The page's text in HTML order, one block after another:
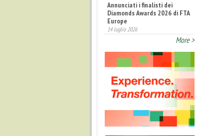
Annunciati i finalisti dei
Diamonds Awards 2026 di FTA
Europe
14 luglio 2026
More >